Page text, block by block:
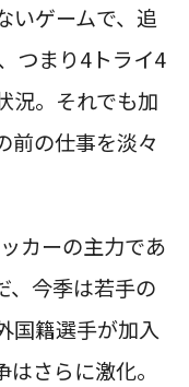
いゲームで、追
つまり4トライ4
況。それでも加
前の仕事を淡々
カーの主力であ
、今季は若手の
国籍選手が加入
さらに激化。